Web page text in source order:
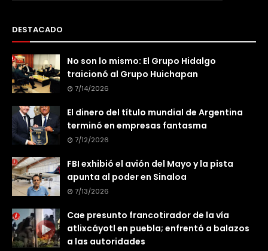
DESTACADO
No son lo mismo: El Grupo Hidalgo
traicionó al Grupo Huichapan
7/14/2026
El dinero del título mundial de Argentina
terminó en empresas fantasma
7/12/2026
FBI exhibió el avión del Mayo y la pista
apunta al poder en Sinaloa
7/13/2026
Cae presunto francotirador de la vía
atlixcáyotl en puebla; enfrentó a balazos
a las autoridades